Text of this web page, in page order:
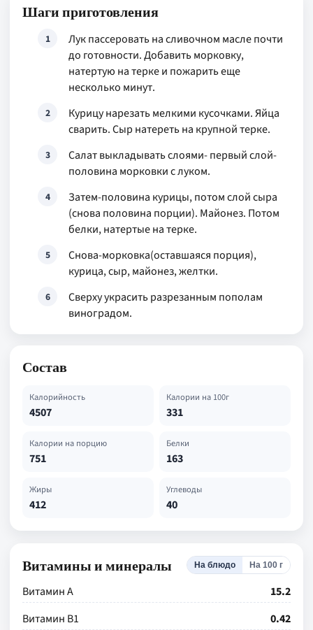
Шаги приготовления
1
Лук пассеровать на сливочном масле почти
до готовности. Добавить морковку,
натертую на терке и пожарить еще
несколько минут.
2
Курицу нарезать мелкими кусочками. Яйца
сварить. Сыр натереть на крупной терке.
3
Салат выкладывать слоями- первый слой-
половина морковки с луком.
4
Затем-половина курицы, потом слой сыра
(снова половина порции). Майонез. Потом
белки, натертые на терке.
5
Снова-морковка(оставшаяся порция),
курица, сыр, майонез, желтки.
6
Сверху украсить разрезанным пополам
виноградом.
Состав
Калорийность
4507
Калории на 100г
331
Калории на порцию
751
Белки
163
Жиры
412
Углеводы
40
Витамины и минералы На блюдо На 100 г
Витамин А
15.2
Витамин В1
0.42